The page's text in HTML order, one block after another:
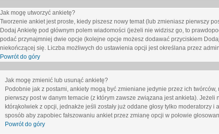
Jak mogę utworzyć ankietę?
Tworzenie ankiet jest proste, kiedy piszesz nowy temat (lub zmieniasz pierwszy
Dodaj Ankietę pod głównym polem wiadomości (jeżeli nie widzisz go, to
podać przynajmniej dwie opcje (kolejne opcje możesz dodawać przyciskiem
niekończącej się. Liczba możliwych do ustawienia opcji jest określana przez
Powrót do góry
Jak mogę zmienić lub usunąć ankietę?
Podobnie jak z postami, ankiety mogą być zmieniane jedynie przez ich
pierwszy post w danym temacie (z którym zawsze związana jest ankieta).
którąkolwiek z opcji, jednakże jeśli zostały już oddane głosy tylko
sposób aby zapobiec fałszowaniu ankiet przez zmianę opcji w połowie
Powrót do góry